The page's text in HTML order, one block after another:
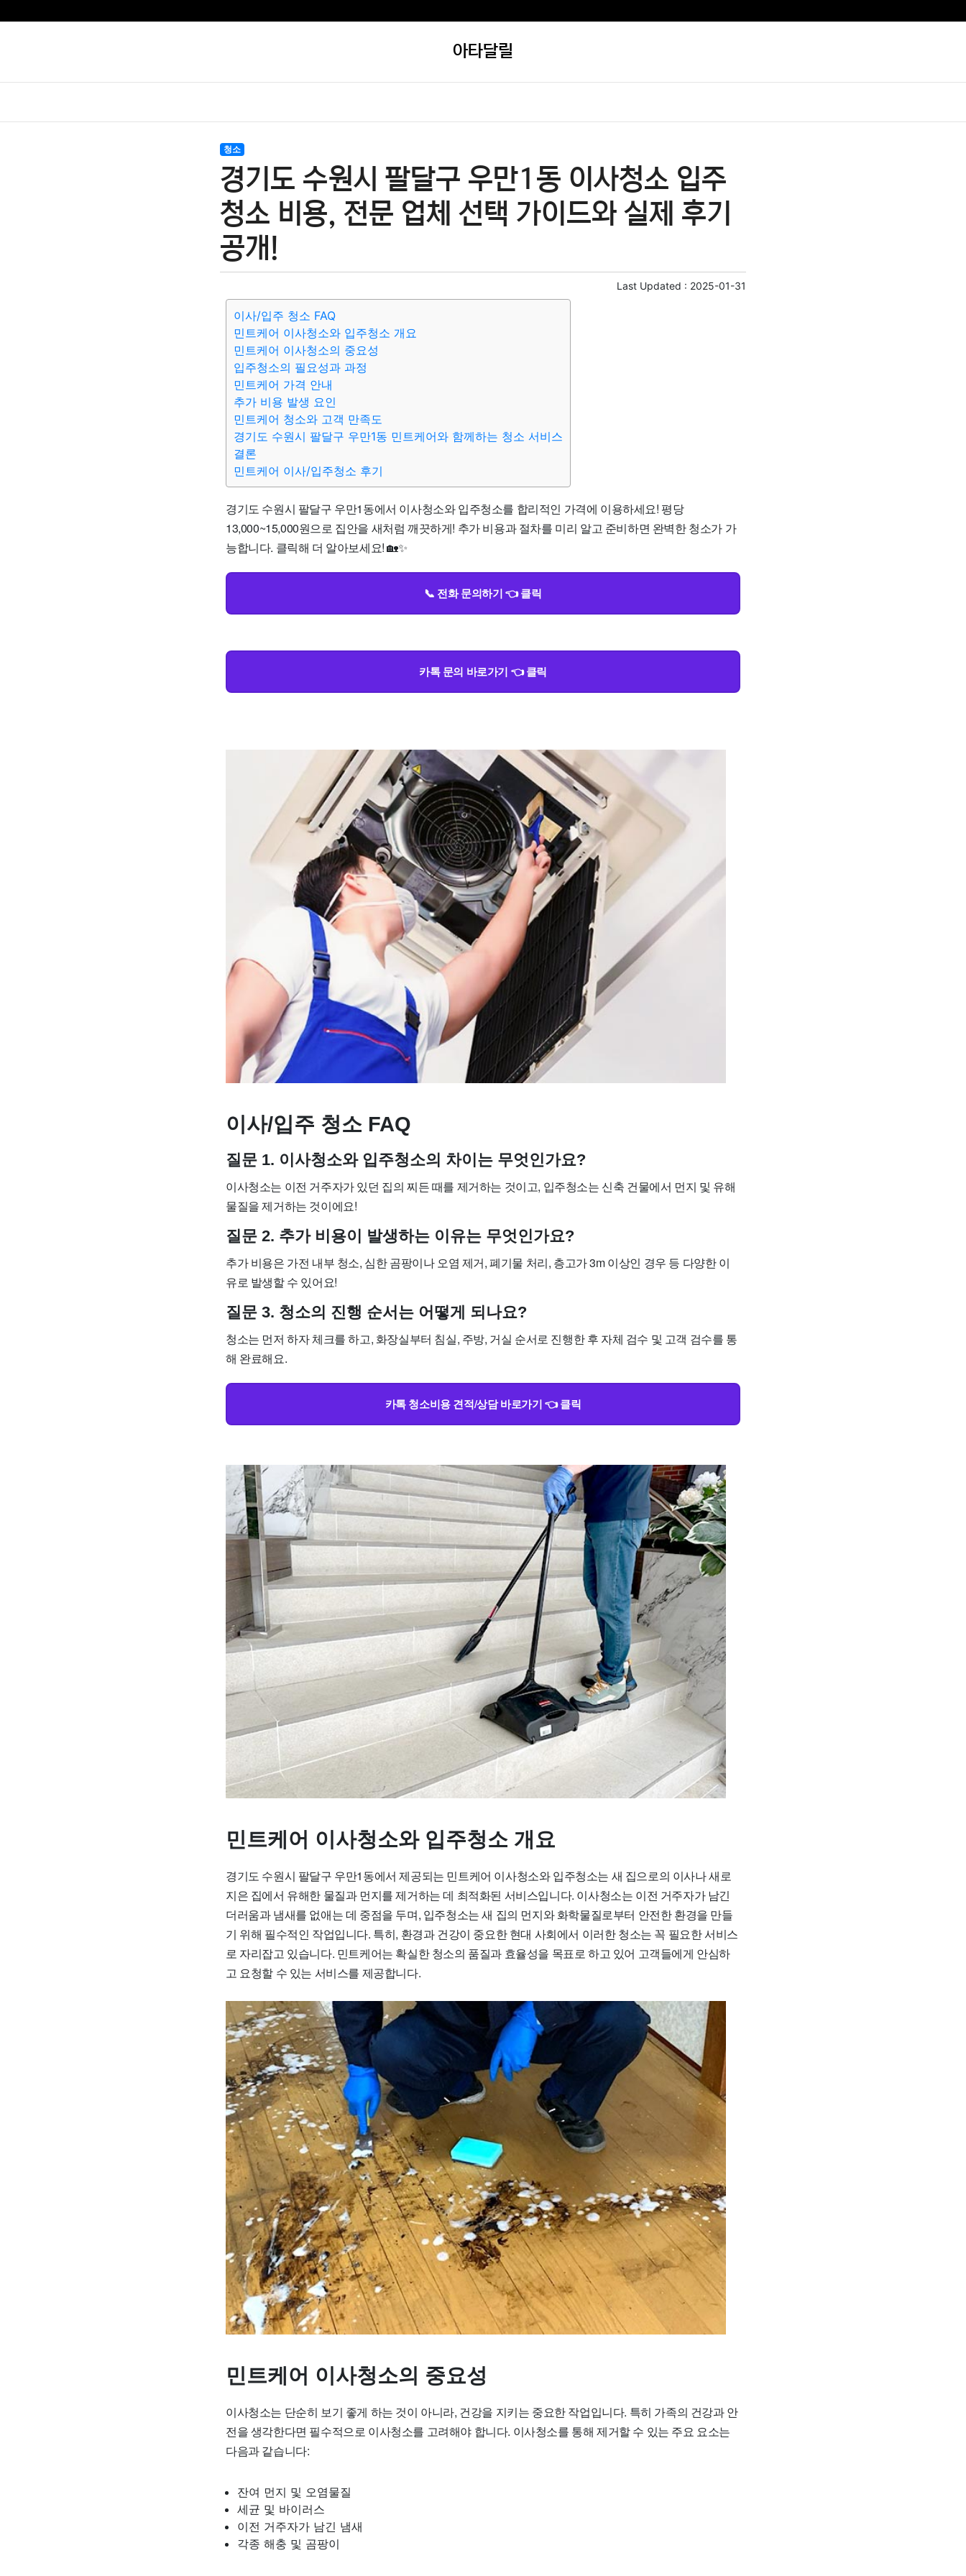
아타달릴
청소
경기도 수원시 팔달구 우만1동 이사청소 입주
청소 비용, 전문 업체 선택 가이드와 실제 후기
공개!
Last Updated : 2025-01-31
이사/입주 청소 FAQ
민트케어 이사청소와 입주청소 개요
민트케어 이사청소의 중요성
입주청소의 필요성과 과정
민트케어 가격 안내
추가 비용 발생 요인
민트케어 청소와 고객 만족도
경기도 수원시 팔달구 우만1동 민트케어와 함께하는 청소 서비스
결론
민트케어 이사/입주청소 후기
경기도 수원시 팔달구 우만1동에서 이사청소와 입주청소를 합리적인 가격에 이용하세요! 평당
13,000~15,000원으로 집안을 새처럼 깨끗하게! 추가 비용과 절차를 미리 알고 준비하면 완벽한 청소가 가
능합니다. 클릭해 더 알아보세요! 🏡✨
📞 전화 문의하기 👈 클릭
카톡 문의 바로가기 👈 클릭
이사/입주 청소 FAQ
질문 1. 이사청소와 입주청소의 차이는 무엇인가요?
이사청소는 이전 거주자가 있던 집의 찌든 때를 제거하는 것이고, 입주청소는 신축 건물에서 먼지 및 유해
물질을 제거하는 것이에요!
질문 2. 추가 비용이 발생하는 이유는 무엇인가요?
추가 비용은 가전 내부 청소, 심한 곰팡이나 오염 제거, 폐기물 처리, 층고가 3m 이상인 경우 등 다양한 이
유로 발생할 수 있어요!
질문 3. 청소의 진행 순서는 어떻게 되나요?
청소는 먼저 하자 체크를 하고, 화장실부터 침실, 주방, 거실 순서로 진행한 후 자체 검수 및 고객 검수를 통
해 완료해요.
카톡 청소비용 견적/상담 바로가기 👈 클릭
민트케어 이사청소와 입주청소 개요
경기도 수원시 팔달구 우만1동에서 제공되는 민트케어 이사청소와 입주청소는 새 집으로의 이사나 새로
지은 집에서 유해한 물질과 먼지를 제거하는 데 최적화된 서비스입니다. 이사청소는 이전 거주자가 남긴
더러움과 냄새를 없애는 데 중점을 두며, 입주청소는 새 집의 먼지와 화학물질로부터 안전한 환경을 만들
기 위해 필수적인 작업입니다. 특히, 환경과 건강이 중요한 현대 사회에서 이러한 청소는 꼭 필요한 서비스
로 자리잡고 있습니다. 민트케어는 확실한 청소의 품질과 효율성을 목표로 하고 있어 고객들에게 안심하
고 요청할 수 있는 서비스를 제공합니다.
민트케어 이사청소의 중요성
이사청소는 단순히 보기 좋게 하는 것이 아니라, 건강을 지키는 중요한 작업입니다. 특히 가족의 건강과 안
전을 생각한다면 필수적으로 이사청소를 고려해야 합니다. 이사청소를 통해 제거할 수 있는 주요 요소는
다음과 같습니다:
잔여 먼지 및 오염물질
세균 및 바이러스
이전 거주자가 남긴 냄새
각종 해충 및 곰팡이